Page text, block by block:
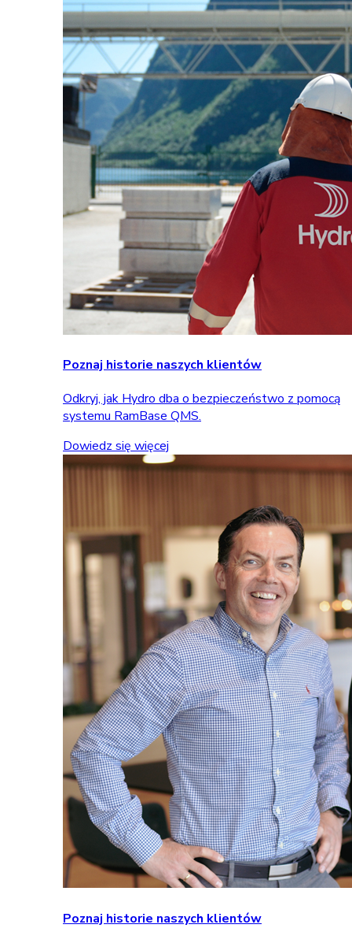
Poznaj historie naszych klientów
Odkryj, jak Hydro dba o bezpieczeństwo z pomocą
systemu RamBase QMS.
Dowiedz się więcej
Poznaj historie naszych klientów